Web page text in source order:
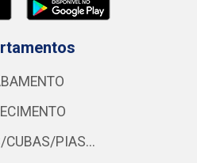
CUBAS/PIAS...